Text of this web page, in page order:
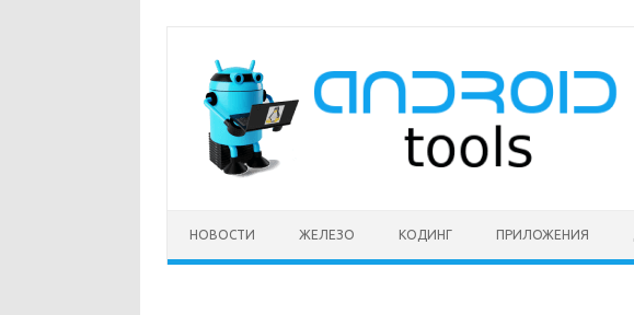
содержимому
НОВОСТИ ЖЕЛЕЗО КОДИНГ ПРИЛОЖЕНИЯ